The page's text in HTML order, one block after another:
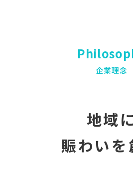
企業理念
地域
賑わいを